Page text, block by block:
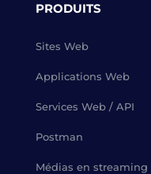
PRODUITS
Sites Web
Applications Web
Services Web / API
Postman
Médias en streaming